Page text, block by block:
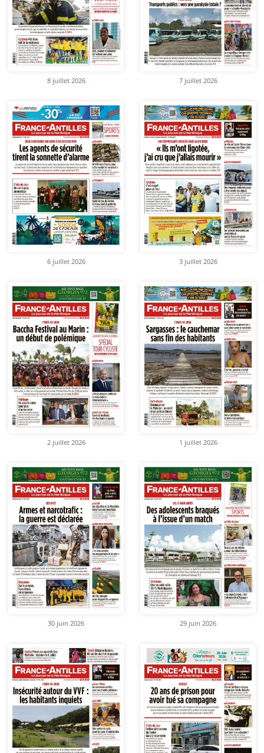
8 juillet 2026 7 juillet 2026
6 juillet 2026 3 juillet 2026
2 juillet 2026 1 juillet 2026
30 juin 2026 29 juin 2026